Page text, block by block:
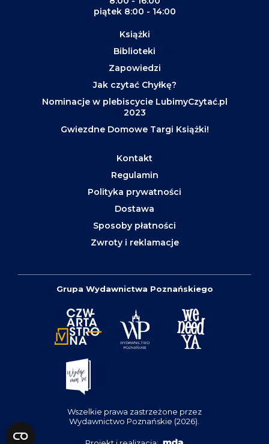
piątek 8:00 - 14:00
Książki
Biblioteki
Zapowiedzi
Jak czytać Chyłkę?
Nominacje w plebiscycie LubimyCzytać.pl
2023
Gwiezdne Domowe Targi Książki!
Kontakt
Regulamin
Polityka prywatności
Dostawa
Sposoby płatności
Zwroty i reklamacje
Grupa Wydawnictwa Poznańskiego
Wszelkie prawa zastrzeżone przez
Wydawnictwo Poznańskie (2026).